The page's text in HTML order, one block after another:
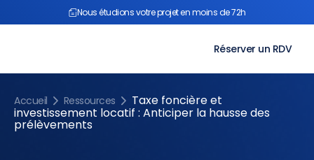
contenu
Nous étudions votre projet en moins de 72h
Réserver un RDV
Accueil Ressources Taxe foncière et
investissement locatif : Anticiper la hausse des
prélèvements